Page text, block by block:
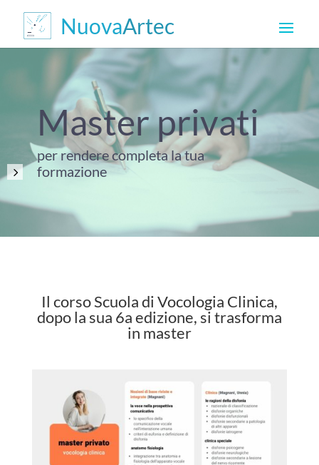
Master privati
per rendere completa la tua
formazione
Il corso Scuola di Vocologia Clinica,
dopo la sua 6a edizione, si trasforma
in master